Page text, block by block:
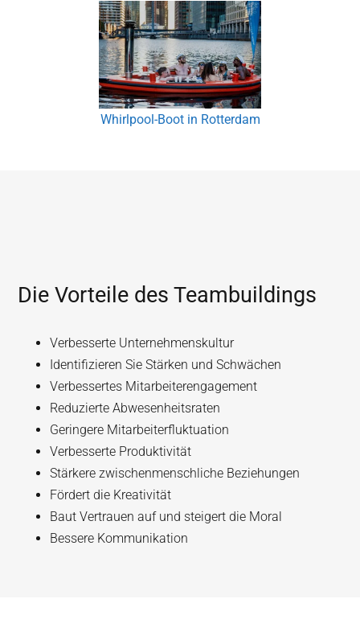
Whirlpool-Boot in Rotterdam
Die Vorteile des Teambuildings
Verbesserte Unternehmenskultur
Identifizieren Sie Stärken und Schwächen
Verbessertes Mitarbeiterengagement
Reduzierte Abwesenheitsraten
Geringere Mitarbeiterfluktuation
Verbesserte Produktivität
Stärkere zwischenmenschliche Beziehungen
Fördert die Kreativität
Baut Vertrauen auf und steigert die Moral
Bessere Kommunikation